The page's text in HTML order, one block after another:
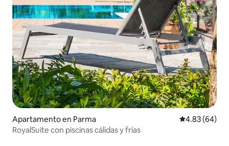
Apartamento en Parma Calificación
4.83 (64)
RoyalSuite con piscinas cálidas y frías